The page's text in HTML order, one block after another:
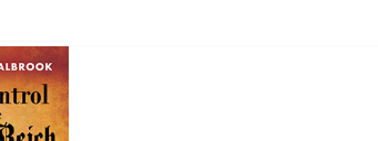
a
parte
mais
importante